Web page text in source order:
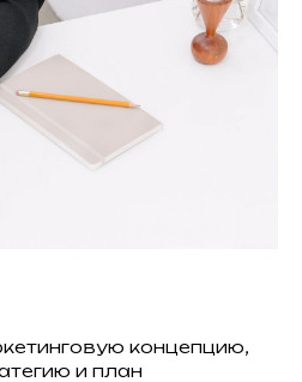
концепцию,
и план